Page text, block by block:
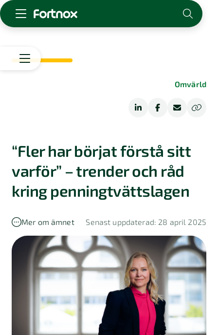
Skaffa Fortnox
Om Fortnox
Karriär
Kontakt
Omvärld
Omvärld
“Fler har börjat förstå sitt
varför” – trender och råd
kring penningtvättslagen
Mer om ämnet Senast uppdaterad: 28 april 2025